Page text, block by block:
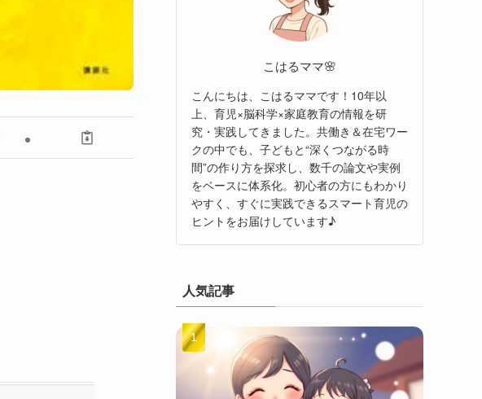
こはるママ🌸
こんにちは、こはるママです！10年以
上、育児×脳科学×家庭教育の情報を研
究・実践してきました。共働き＆在宅ワー
クの中でも、子どもと“深くつながる時
間”の作り方を探求し、数千の論文や実例
をベースに体系化。初心者の方にもわかり
やすく、すぐに実践できるスマート育児の
ヒントをお届けしています♪
人気記事